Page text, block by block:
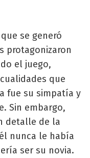
se generó
protagonizaron
el juego,
que
fue su simpatía y
Sin embargo,
detalle de la
nunca le había
ser su novia.